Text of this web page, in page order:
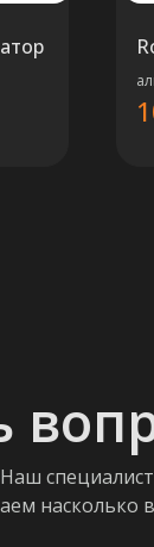
насколько